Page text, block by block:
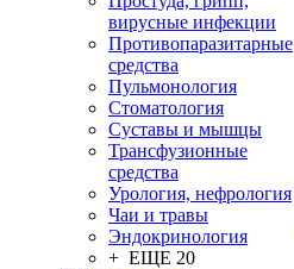
вирусные инфекции
Противопаразитарные
средства
Пульмонология
Стоматология
Суставы и мышцы
Трансфузионные
средства
Урология, нефрология
Чаи и травы
Эндокринология
+ ЕЩЕ 20